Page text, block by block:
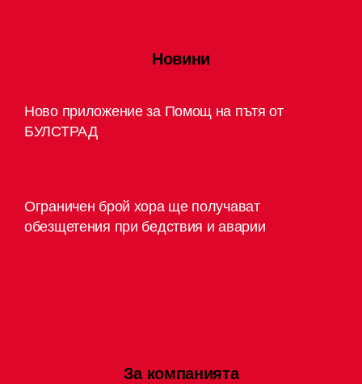
Новини
Ново приложение за Помощ на пътя от
БУЛСТРАД
Ограничен брой хора ще получават
обезщетения при бедствия и аварии
За компанията